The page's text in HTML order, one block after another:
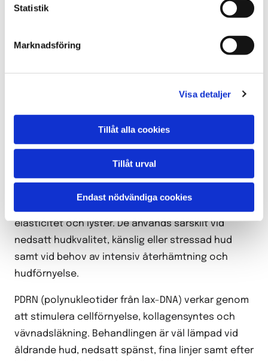
Statistik
Marknadsföring
Visa detaljer
Tillåt alla cookies
Tillåt urval
Endast nödvändiga cookies
Microneedling med Exosomer eller
PDRN (Lax-DNA)
verkar på cellnivå och stimulerar hudens egna
reparations- och förnyelseprocesser. Val av aktiv
substans anpassas alltid efter ditt hudtillstånd,
dina behov och behandlingsmål.
elasticitet och lyster. De används särskilt vid
nedsatt hudkvalitet, känslig eller stressad hud
samt vid behov av intensiv återhämtning och
hudförnyelse.
PDRN (polynukleotider från lax-DNA) verkar genom
att stimulera cellförnyelse, kollagensyntes och
vävnadsläkning. Behandlingen är väl lämpad vid
åldrande hud, nedsatt spänst, fina linjer samt efter